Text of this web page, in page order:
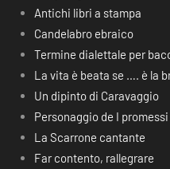
Antichi libri a stampa
Candelabro ebraico
Termine dialettale per
La vita è beata se …. è la
Un dipinto di Caravaggio
Personaggio de I
La Scarrone cantante
Far contento, rallegrare